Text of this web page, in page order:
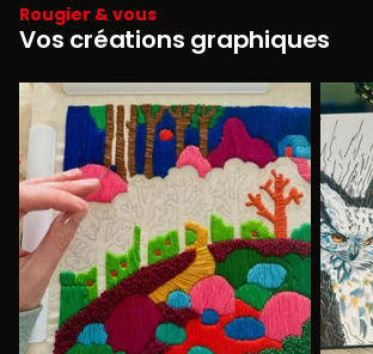
Rougier & vous
Vos créations graphiques